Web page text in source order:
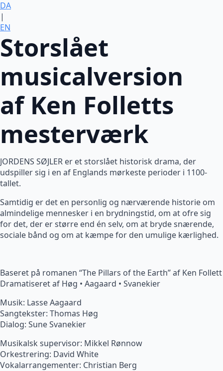
DA
|
EN
Storslået
musicalversion
af Ken Folletts
mesterværk
JORDENS SØJLER er et storslået historisk drama, der
udspiller sig i en af Englands mørkeste perioder i 1100-
tallet.
Samtidig er det en personlig og nærværende historie om
almindelige mennesker i en brydningstid, om at ofre sig
for det, der er større end én selv, om at bryde snærende,
sociale bånd og om at kæmpe for den umulige kærlighed.
Baseret på romanen “The Pillars of the Earth” af Ken Follett
Dramatiseret af Høg • Aagaard • Svanekier
Musik: Lasse Aagaard
Sangtekster: Thomas Høg
Dialog: Sune Svanekier
Musikalsk supervisor: Mikkel Rønnow
Orkestrering: David White
Vokalarrangementer: Christian Berg